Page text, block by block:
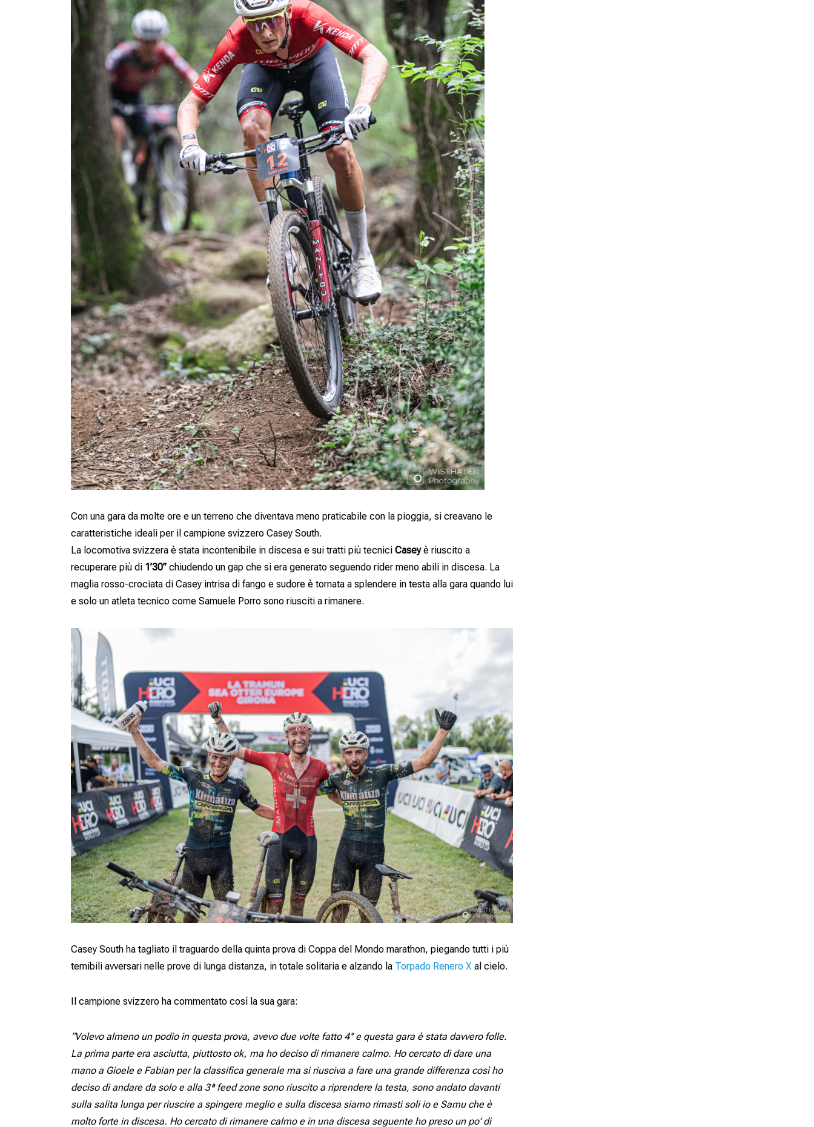
Con una gara da molte ore e un terreno che diventava meno praticabile con la pioggia, si creavano le
caratteristiche ideali per il campione svizzero Casey South.
La locomotiva svizzera è stata incontenibile in discesa e sui tratti più tecnici Caseyè riuscito a
recuperare più di 1’30” chiudendo un gap che si era generato seguendo rider meno abili in discesa. La
maglia rosso-crociata di Casey intrisa di fango e sudore è tornata a splendere in testa alla gara quando lui
e solo un atleta tecnico come Samuele Porro sono riusciti a rimanere.
Casey South ha tagliato il traguardo della quinta prova di Coppa del Mondo marathon, piegando tutti i più
temibili avversari nelle prove di lunga distanza, in totale solitaria e alzando la Torpado Renero X al cielo.
Il campione svizzero ha commentato così la sua gara:
“Volevo almeno un podio in questa prova, avevo due volte fatto 4° e questa gara è stata davvero folle.
La prima parte era asciutta, piuttosto ok, ma ho deciso di rimanere calmo. Ho cercato di dare una
mano a Gioele e Fabian per la classifica generale ma si riusciva a fare una grande differenza così ho
deciso di andare da solo e alla 3ª feed zone sono riuscito a riprendere la testa, sono andato davanti
sulla salita lunga per riuscire a spingere meglio e sulla discesa siamo rimasti soli io e Samu che è
molto forte in discesa. Ho cercato di rimanere calmo e in una discesa seguente ho preso un po’ di